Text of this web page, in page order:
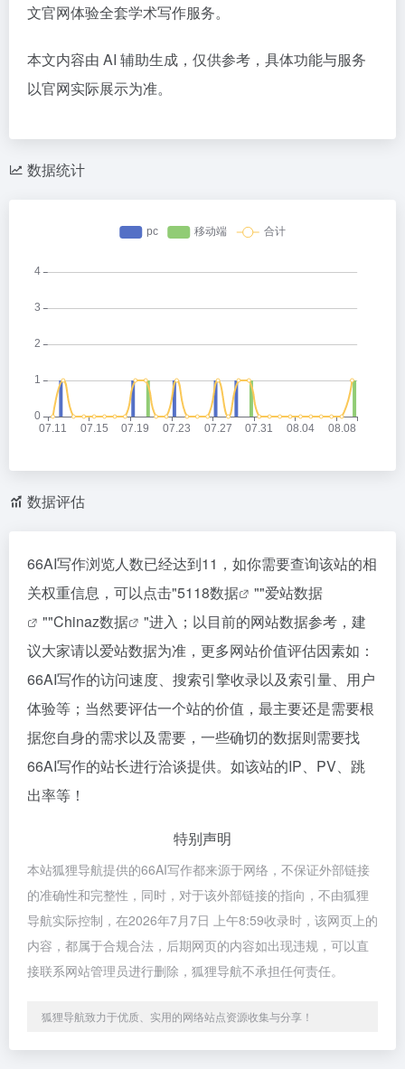
文官网体验全套学术写作服务。
本文内容由 AI 辅助生成，仅供参考，具体功能与服务
以官网实际展示为准。
数据统计
数据评估
66AI写作浏览人数已经达到11，如你需要查询该站的相
关权重信息，可以点击"5118数据 ""爱站数据
""Chinaz数据
"进入；以目前的网站数据参考，建
议大家请以爱站数据为准，更多网站价值评估因素如：
66AI写作的访问速度、搜索引擎收录以及索引量、用户
体验等；当然要评估一个站的价值，最主要还是需要根
据您自身的需求以及需要，一些确切的数据则需要找
66AI写作的站长进行洽谈提供。如该站的IP、PV、跳
出率等！
特别声明
本站狐狸导航提供的66AI写作都来源于网络，不保证外部链接
的准确性和完整性，同时，对于该外部链接的指向，不由狐狸
导航实际控制，在2026年7月7日 上午8:59收录时，该网页上的
内容，都属于合规合法，后期网页的内容如出现违规，可以直
接联系网站管理员进行删除，狐狸导航不承担任何责任。
狐狸导航致力于优质、实用的网络站点资源收集与分享！